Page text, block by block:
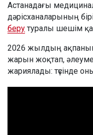
Астанадағы
дәрісханаларының
беру туралы шешім
2026 жылдың
жарын жоқтап,
жариялады: түсінде